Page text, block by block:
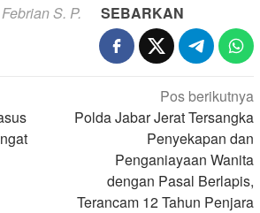
S. P.
SEBARKAN
Pos berikutnya
Polda Jabar Jerat Tersangka
Penyekapan dan
Penganiayaan Wanita
dengan Pasal Berlapis,
Terancam 12 Tahun Penjara